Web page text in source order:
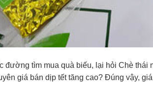
đường tìm mua quà biếu, lại hỏi Chè
giá bán dịp tết tăng cao? Đúng vậy,